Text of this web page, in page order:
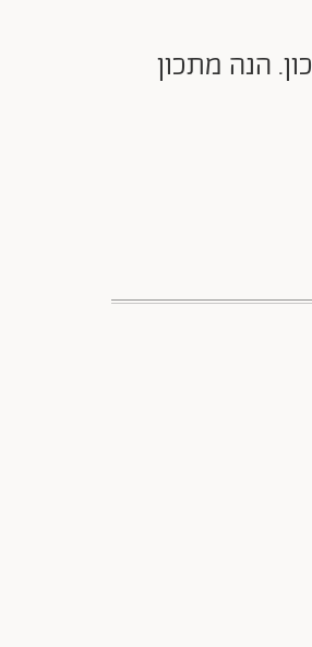
הנה מתכון